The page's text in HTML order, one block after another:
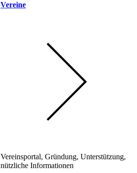
Vereine
Vereinsportal, Gründung, Unterstützung,
nützliche Informationen